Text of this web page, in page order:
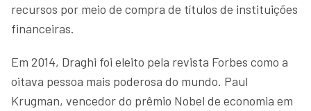
recursos por meio de compra de títulos de instituições
financeiras.
Em 2014, Draghi foi eleito pela revista Forbes como a
oitava pessoa mais poderosa do mundo. Paul
Krugman, vencedor do prêmio Nobel de economia em